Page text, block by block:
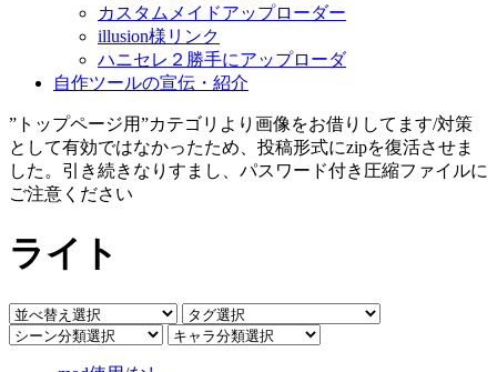
カスタムメイドアップローダー
illusion様リンク
ハニセレ２勝手にアップローダ
自作ツールの宣伝・紹介
”トップページ用”カテゴリより画像をお借りしてます/対策
として有効ではなかったため、投稿形式にzipを復活させま
した。引き続きなりすまし、パスワード付き圧縮ファイルに
ご注意ください
ライト